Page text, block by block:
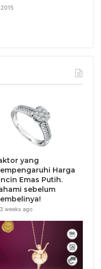
yang
Harga
Emas Putih.
sebelum
3 weeks ago